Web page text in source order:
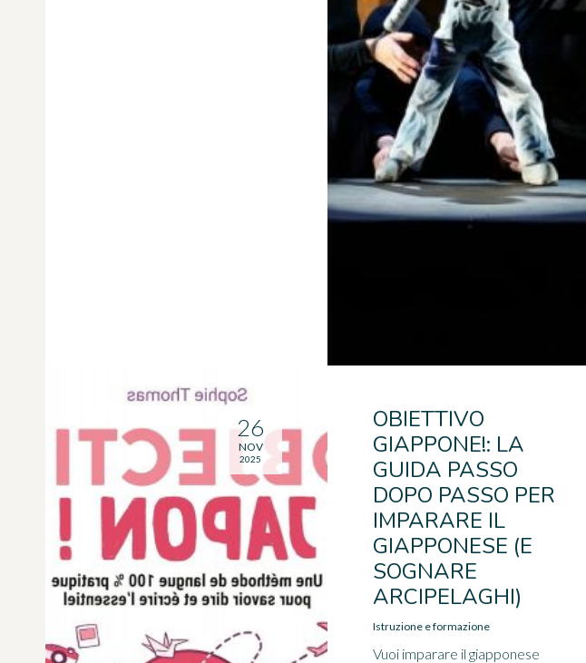
OBIETTIVO
GIAPPONE!: LA
GUIDA PASSO
DOPO PASSO PER
IMPARARE IL
GIAPPONESE (E
SOGNARE
ARCIPELAGHI)
Istruzione e formazione
Vuoi imparare il giapponese
26
NOV
2025